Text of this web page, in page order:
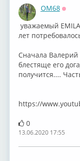
OM68
уважаемый
лет
Сначала
блестяще его
получится....
⁣https://
0
13.06.2020 17:55